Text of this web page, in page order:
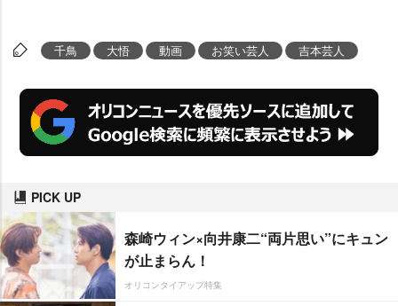
千鳥 大悟 動画 お笑い芸人 吉本芸人
PICK UP
森崎ウィン×向井康二“両片思い”にキュン
が止まらん！
オリコンタイアップ特集